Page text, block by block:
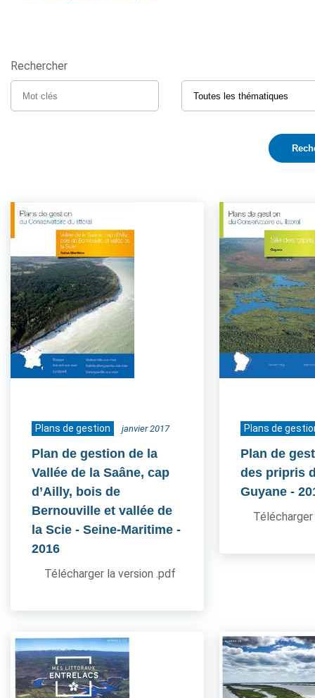
Rechercher
Plans de gestion janvier 2017
Plan de gestion de la
Vallée de la Saâne, cap
d’Ailly, bois de
Bernouville et vallée de
la Scie - Seine-Maritime -
2016
Télécharger la version .pdf
Plans de
Plan de
des pripris
Guyane -